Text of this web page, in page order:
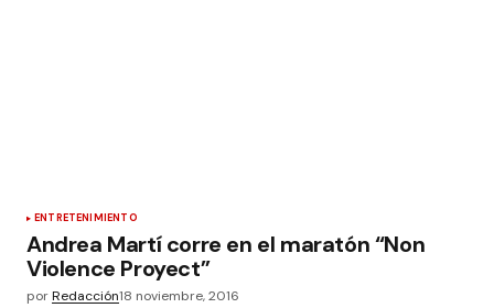
ENTRETENIMIENTO
Andrea Martí corre en el maratón “Non
Violence Proyect”
porRedacción18 noviembre, 2016